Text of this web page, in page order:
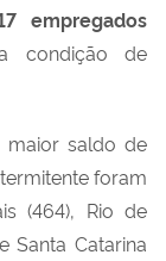
empregados
condição de
maior saldo de
foram
(464), Rio de
Santa Catarina